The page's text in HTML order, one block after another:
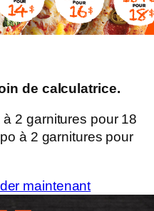
de calculatrice.
2 garnitures pour 18
à 2 garnitures pour
maintenant